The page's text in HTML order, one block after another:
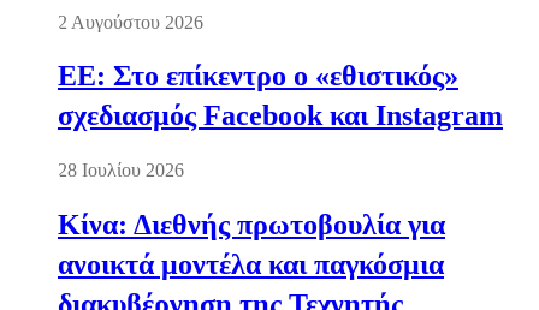
2 Αυγούστου 2026
ΕΕ: Στο επίκεντρο ο «εθιστικός»
σχεδιασμός Facebook και Instagram
28 Ιουλίου 2026
Κίνα: Διεθνής πρωτοβουλία για
ανοικτά μοντέλα και παγκόσμια